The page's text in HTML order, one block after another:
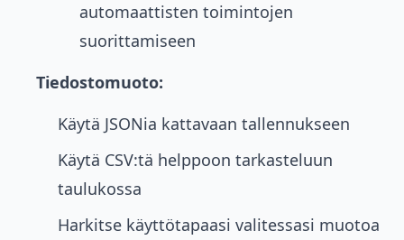
automaattisten toimintojen
suorittamiseen
Tiedostomuoto:
Käytä JSONia kattavaan tallennukseen
Käytä CSV:tä helppoon tarkasteluun
taulukossa
Harkitse käyttötapaasi valitessasi muotoa